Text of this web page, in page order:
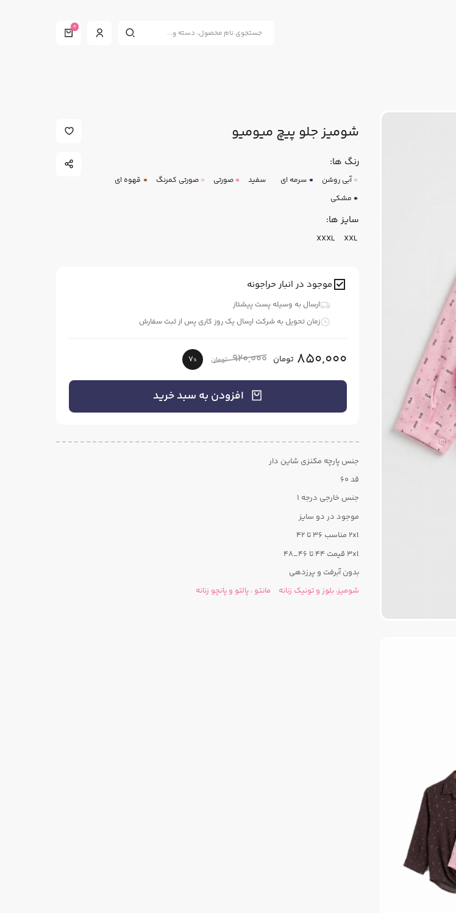
0
شومیز جلو پیچ میومیو
رنگ ها:
آبی روشن سرمه ای سفید صورتی صورتی کمرنگ
قهوه ای
مشکی
سایز ها:
XXL
XXXL
موجود در انبار حراجونه
ارسال به وسیله پست پیشتاز
زمان تحویل به شرکت ارسال یک روز کاری پس از ثبت سفارش
850,000 تومان 920,000 تومان 7%
افزودن به سبد خرید
جنس پارچه مکنزی شاین دار
قد ۶۰
جنس خارجی درجه ۱
موجود در دو سایز
2xl مناسب ۳۶ تا 42
3xl قیمت 44 تا 46_۴۸
بدون آبرفت و پرزدهی
شومیز، بلوز و تونیک زنانه
مانتو ، پالتو و پانچو زنانه